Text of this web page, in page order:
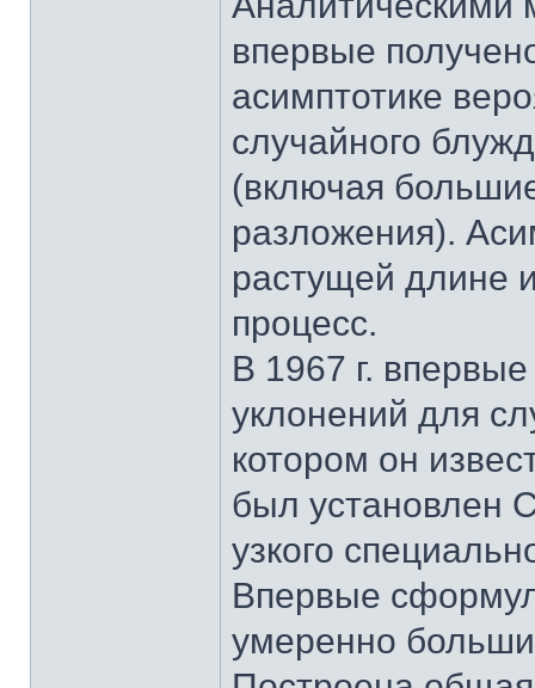
впервые
асимптотике
случайного
(включая
разложения).
растущей длине
процесс.
В 1967 г.
уклонений для
котором он
был установлен
узкого
Впервые
умеренно